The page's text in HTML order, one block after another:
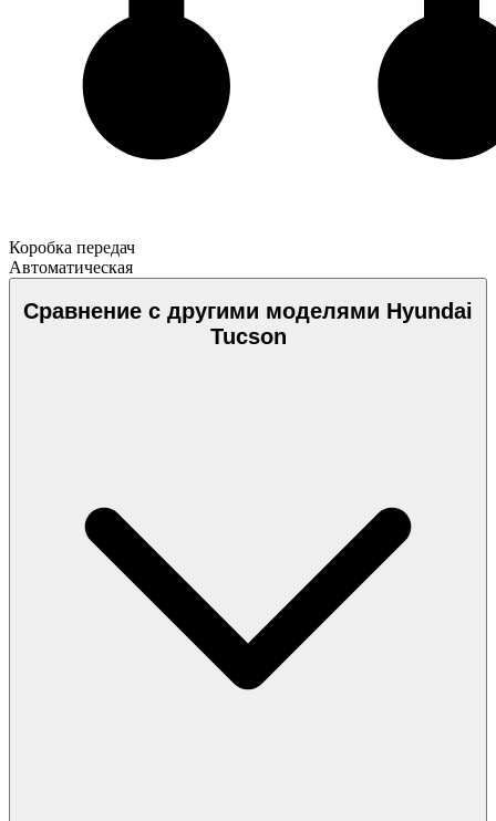
Коробка передач
Автоматическая
Сравнение с другими моделями Hyundai
Tucson